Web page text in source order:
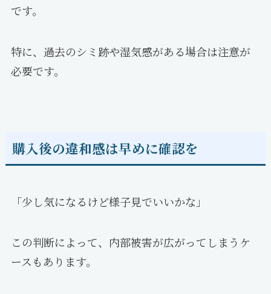
です。
特に、過去のシミ跡や湿気感がある場合は注意が
必要です。
購入後の違和感は早めに確認を
「少し気になるけど様子見でいいかな」
この判断によって、内部被害が広がってしまうケ
ースもあります。